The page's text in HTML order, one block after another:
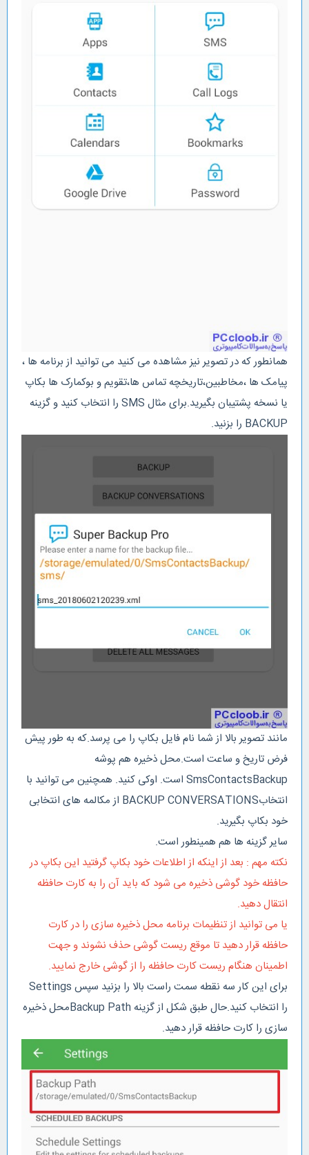
همانطور که در تصویر نیز مشاهده می کنید می توانید از برنامه ها ،
پیامک ها ،مخاطبین،تاریخچه تماس ها،تقویم و بوکمارک ها بکاپ
یا نسخه پشتیبان بگیرید.برای مثال SMS را انتخاب کنید و گزینه
BACKUP را بزنید.
مانند تصویر بالا از شما نام فایل بکاپ را می پرسد.که به طور پیش
فرض تاریخ و ساعت است.محل ذخیره هم پوشه
SmsContactsBackup است. اوکی کنید. همچنین می توانید با
انتخابBACKUP CONVERSATIONS از مکالمه های انتخابی
خود بکاپ بگیرید.
سایر گزینه ها هم همینطور است.
نکته مهم : بعد از اینکه از اطلاعات خود بکاپ گرفتید این بکاپ در
حافظه خود گوشی ذخیره می شود که باید آن را به کارت حافظه
انتقال دهید.
یا می توانید از تنظیمات برنامه محل ذخیره سازی را در کارت
حافظه قرار دهید تا موقع ریست گوشی حذف نشوند و جهت
اطمینان هنگام ریست کارت حافظه را از گوشی خارج نمایید.
برای این کار سه نقطه سمت راست بالا را بزنید سپس Settings
را انتخاب کنید.حال طبق شکل از گزینه Backup Pathمحل ذخیره
سازی را کارت حافظه قرار دهید.